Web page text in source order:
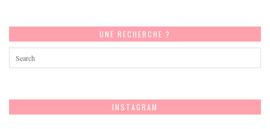
UNE RECHERCHE ?
INSTAGRAM